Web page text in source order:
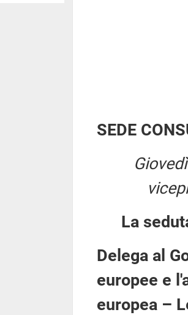
SEDE
La
Delega al
europee e
europea –